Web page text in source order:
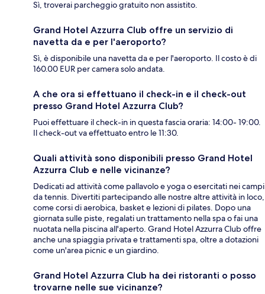
Sì, troverai parcheggio gratuito non assistito.
Grand Hotel Azzurra Club offre un servizio di
navetta da e per l'aeroporto?
Sì, è disponibile una navetta da e per l'aeroporto. Il costo è di
160.00 EUR per camera solo andata.
A che ora si effettuano il check-in e il check-out
presso Grand Hotel Azzurra Club?
Puoi effettuare il check-in in questa fascia oraria: 14:00- 19:00.
Il check-out va effettuato entro le 11:30.
Quali attività sono disponibili presso Grand Hotel
Azzurra Club e nelle vicinanze?
Dedicati ad attività come pallavolo e yoga o esercitati nei campi
da tennis. Divertiti partecipando alle nostre altre attività in loco,
come corsi di aerobica, basket e lezioni di pilates. Dopo una
giornata sulle piste, regalati un trattamento nella spa o fai una
nuotata nella piscina all'aperto. Grand Hotel Azzurra Club offre
anche una spiaggia privata e trattamenti spa, oltre a dotazioni
come un'area picnic e un giardino.
Grand Hotel Azzurra Club ha dei ristoranti o posso
trovarne nelle sue vicinanze?